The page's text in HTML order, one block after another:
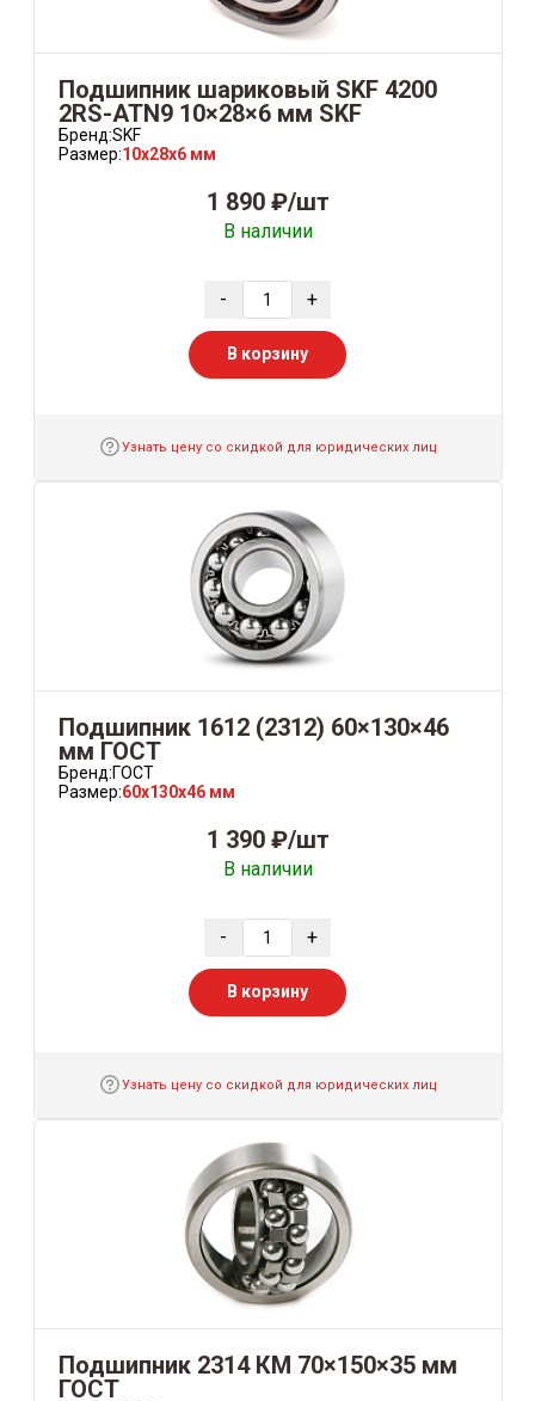
Подшипник шариковый SKF 4200
2RS-ATN9 10×28×6 мм SKF
Бренд:SKF
Размер:10x28x6 мм
1 890 ₽/шт
В наличии
- +
В корзину
Узнать цену со скидкой для юридических лиц
Подшипник 1612 (2312) 60×130×46
мм ГОСТ
Бренд:ГОСТ
Размер:60x130x46 мм
1 390 ₽/шт
В наличии
- +
В корзину
Узнать цену со скидкой для юридических лиц
Подшипник 2314 КМ 70×150×35 мм
ГОСТ